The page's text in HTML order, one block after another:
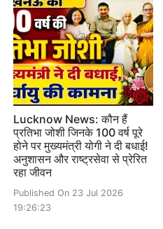
Lucknow News: कौन हैं
प्रतिभा जोशी जिनके 100 वर्ष पूरे
होने पर मुख्यमंत्री योगी ने दी बधाई!
अनुशासन और राष्ट्रसेवा से प्रेरित
रहा जीवन
Published On 23 Jul 2026
19:26:23